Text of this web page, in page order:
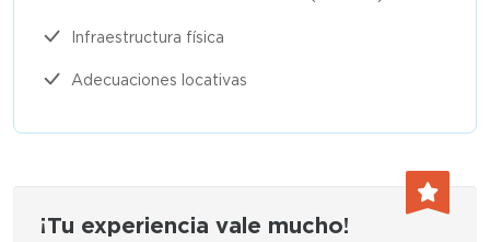
Infraestructura física
Adecuaciones locativas
¡Tu experiencia vale mucho!